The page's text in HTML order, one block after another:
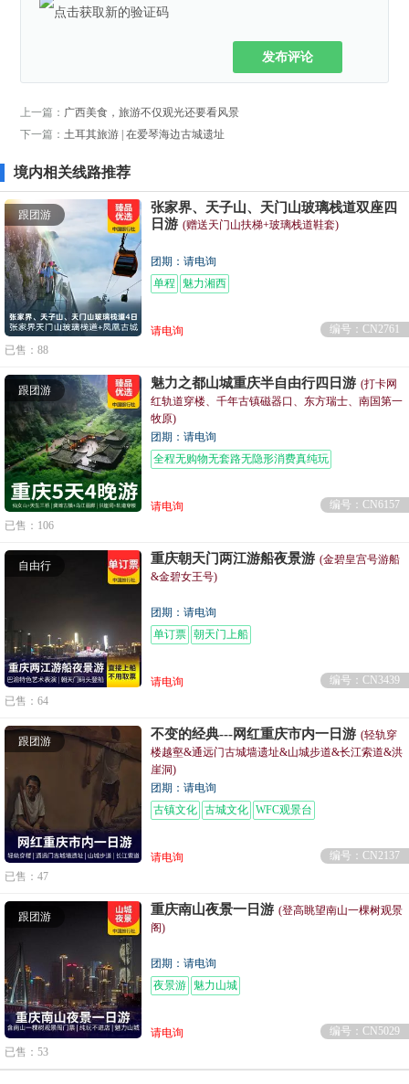
发布评论
上一篇： 广西美食，旅游不仅观光还要看风景
下一篇： 土耳其旅游 | 在爱琴海边古城遗址
境内相关线路推荐
跟团游
张家界、天子山、天门山玻璃栈道双座四
日游 (赠送天门山扶梯+玻璃栈道鞋套)
团期：请电询
单程
魅力湘西
请电询
编号：CN2761
已售：88
跟团游 魅力之都山城重庆半自由行四日游 (打卡网
红轨道穿楼、千年古镇磁器口、东方瑞士、南国第一
牧原)
团期：请电询
全程无购物无套路无隐形消费真纯玩
请电询
编号：CN6157
已售：106
自由行 重庆朝天门两江游船夜景游 (金碧皇宫号游船
&金碧女王号)
团期：请电询
单订票 朝天门上船
请电询
编号：CN3439
已售：64
跟团游 不变的经典---网红重庆市内一日游 (轻轨穿
楼越壑&通远门古城墙遗址&山城步道&长江索道&洪
崖洞)
团期：请电询
古镇文化 古城文化 WFC观景台
请电询
编号：CN2137
已售：47
跟团游 重庆南山夜景一日游 (登高眺望南山一棵树观景
阁)
团期：请电询
夜景游
魅力山城
请电询
编号：CN5029
已售：53